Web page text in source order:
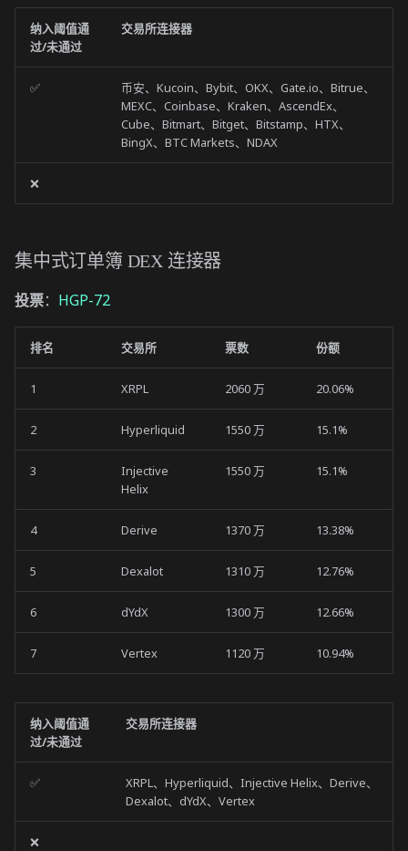
核心策略
第 3 纪元 (2023 年第一季度)
核心策略
第四季度)
第 1 纪元 (2022 年第一季度-
第二季度)
纳入阈值通
过/未通过
交易所连接器
✅
币安、Kucoin、Bybit、OKX、Gate.io、Bitrue、
MEXC、Coinbase、Kraken、AscendEx、
Cube、Bitmart、Bitget、Bitstamp、HTX、
BingX、BTC Markets、NDAX
❌
集中式订单簿 DEX 连接器
投票： HGP-72
排名 交易所 票数 份额
1 XRPL 2060 万 20.06%
2 Hyperliquid 1550 万 15.1%
3
Injective
Helix
1550 万 15.1%
4 Derive 1370 万 13.38%
5 Dexalot 1310 万 12.76%
6 dYdX 1300 万 12.66%
7 Vertex 1120 万 10.94%
纳入阈值通
过/未通过
交易所连接器
✅
XRPL、Hyperliquid、Injective Helix、Derive、
Dexalot、dYdX、Vertex
❌